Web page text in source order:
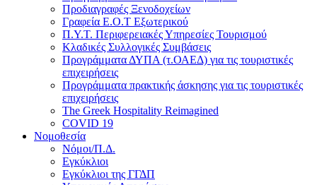
Προδιαγραφές Ξενοδοχείων
Γραφεία Ε.Ο.Τ Εξωτερικού
Π.Υ.Τ. Περιφερειακές Υπηρεσίες Τουρισμού
Κλαδικές Συλλογικές Συμβάσεις
Προγράμματα ΔΥΠΑ (τ.ΟΑΕΔ) για τις τουριστικές
επιχειρήσεις
Προγράμματα πρακτικής άσκησης για τις τουριστικές
επιχειρήσεις
The Greek Hospitality Reimagined
COVID 19
Νομοθεσία
Νόμοι/Π.Δ.
Εγκύκλιοι
Εγκύκλιοι της ΓΓΔΠ